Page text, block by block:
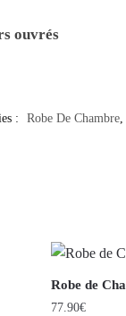
ouvrés
: Robe De Chambre,
Robe de
77.90€